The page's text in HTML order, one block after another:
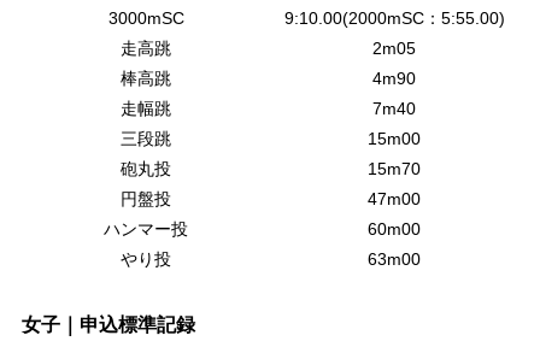
3000mSC
9:10.00(2000mSC：5:55.00)
走高跳
2m05
棒高跳
4m90
走幅跳
7m40
三段跳
15m00
砲丸投
15m70
円盤投
47m00
ハンマー投
60m00
やり投
63m00
女子｜申込標準記録